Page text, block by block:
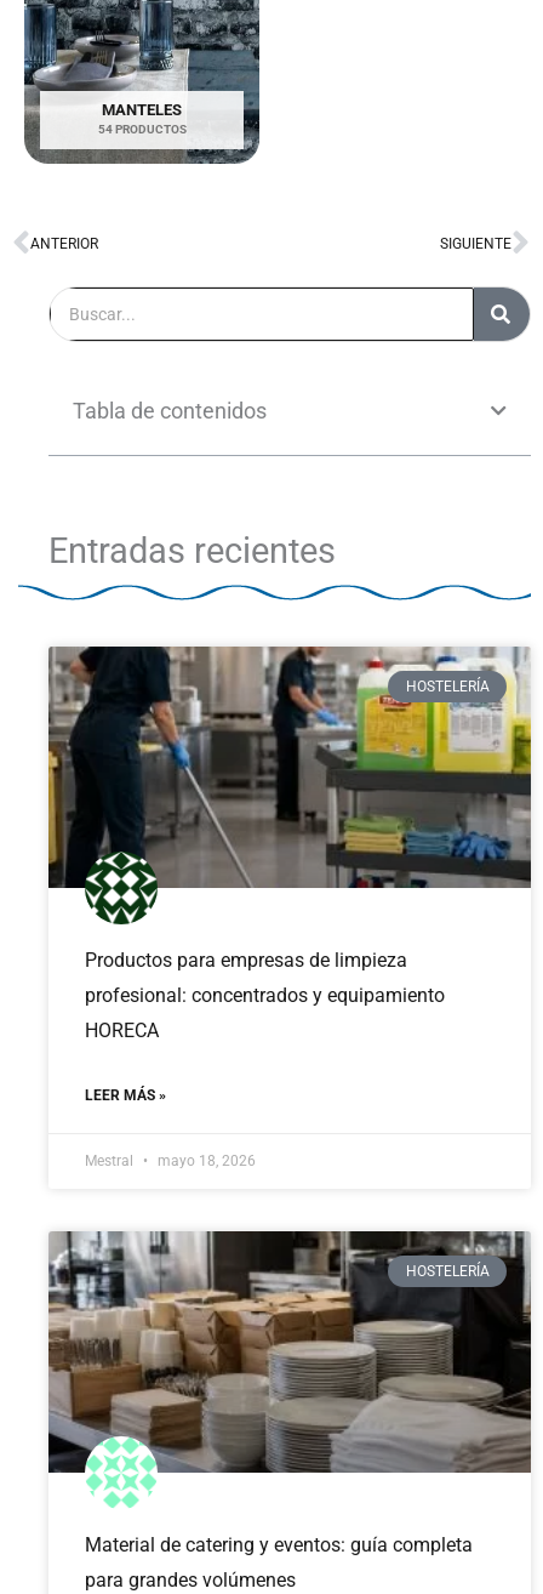
MANTELES
54 PRODUCTOS
Ant
ANTERIOR SIGUIENTE
Buscar
Tabla de contenidos
Entradas recientes
HOSTELERÍA
Productos para empresas de limpieza
profesional: concentrados y equipamiento
HORECA
LEER MÁS »
Mestral mayo 18, 2026
HOSTELERÍA
Material de catering y eventos: guía completa
para grandes volúmenes